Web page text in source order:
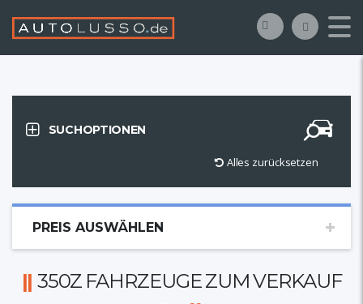
SUCHOPTIONEN
Alles zurücksetzen
PREIS AUSWÄHLEN
350Z FAHRZEUGE ZUM VERKAUF